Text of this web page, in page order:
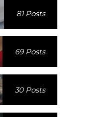
81 Posts
69 Posts
30 Posts